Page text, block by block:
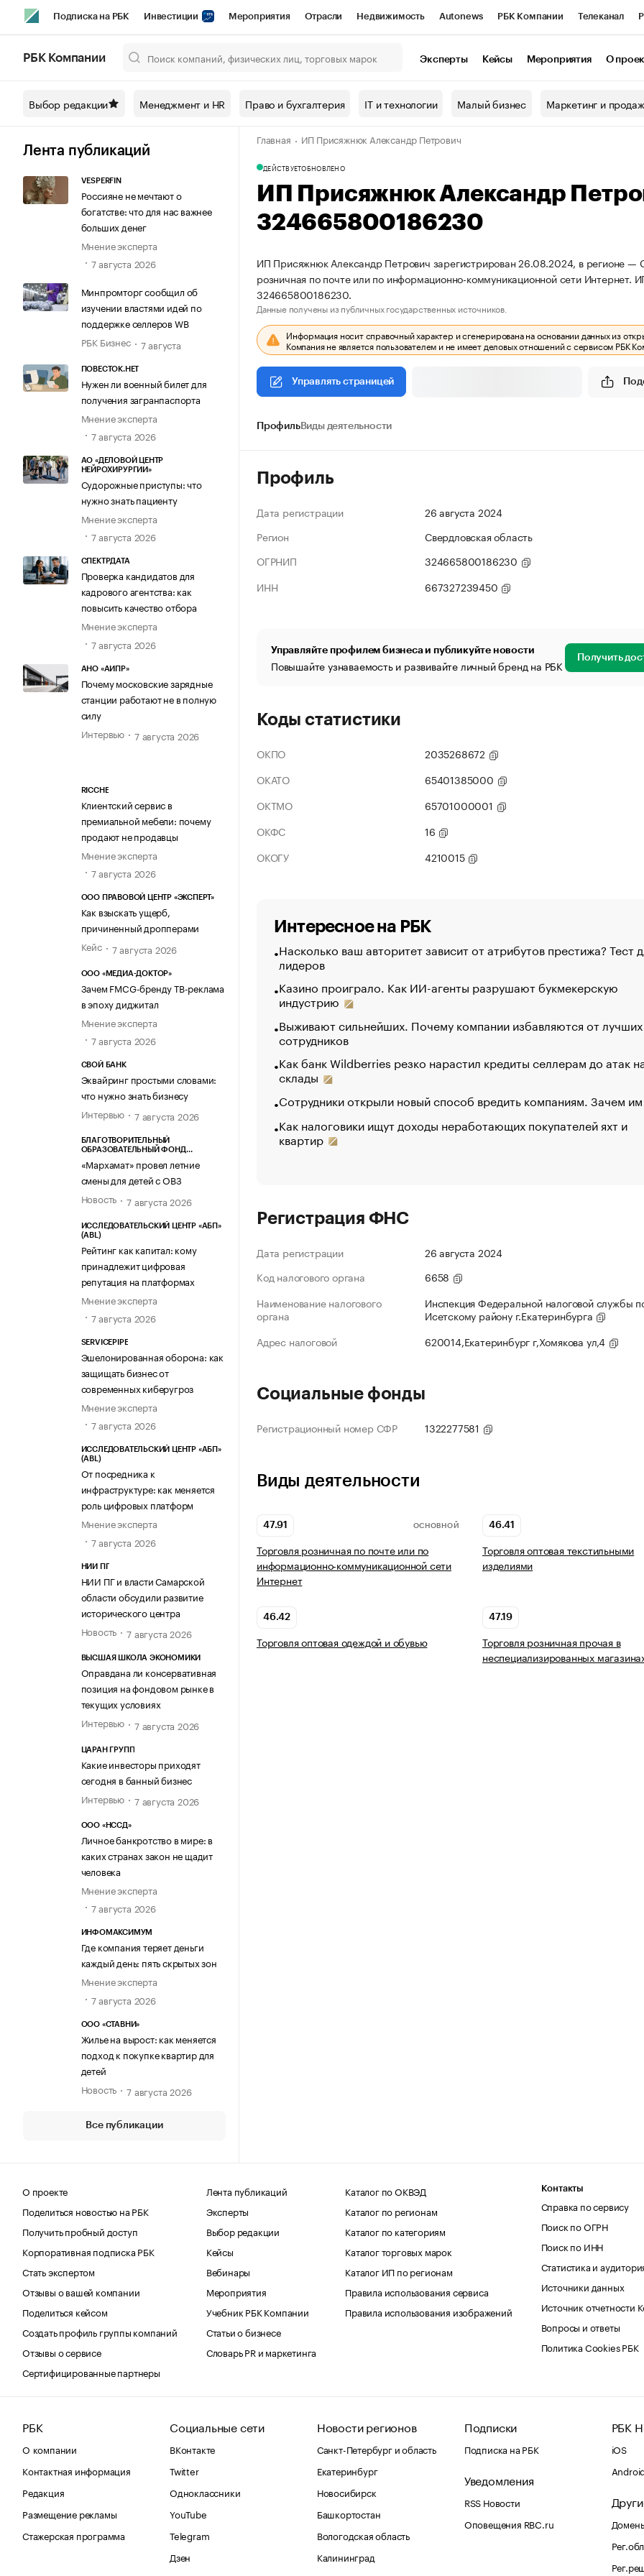
Подписка на РБК Инвестиции Мероприятия Отрасли Недвижимость Autonews РБК Компании Телеканал
Спецпроекты СПб Конференции СПб Спецпроекты Проверка контрагентов
Технологии и медиа Рынок наличной валюты
РБК Компании Эксперты Кейсы Мероприятия О
Выбор редакции Менеджмент и HR Право и бухгалтерия IT и технологии Малый бизнес Маркетинг и
Лента публикаций
VESPERFIN
Россияне не мечтают о
богатстве: что для нас важнее
больших денег
Мнение эксперта
7 августа 2026
Минпромторг сообщил об
изучении властями идей по
поддержке селлеров WB
РБК Бизнес
7 августа
ПОВЕСТОК.НЕТ
Нужен ли военный билет для
получения загранпаспорта
Мнение эксперта
7 августа 2026
АО «ДЕЛОВОЙ ЦЕНТР
НЕЙРОХИРУРГИИ»
Судорожные приступы: что
нужно знать пациенту
Мнение эксперта
7 августа 2026
СПЕКТРДАТА
Проверка кандидатов для
кадрового агентства: как
повысить качество отбора
Мнение эксперта
7 августа 2026
АНО «АИПР»
Почему московские зарядные
станции работают не в полную
силу
Интервью
7 августа 2026
RICCHE
Клиентский сервис в
премиальной мебели: почему
продают не продавцы
Мнение эксперта
7 августа 2026
ООО ПРАВОВОЙ ЦЕНТР «ЭКСПЕРТ»
Как взыскать ущерб,
причиненный дропперами
Кейс
7 августа 2026
ООО «МЕДИА-ДОКТОР»
Зачем FMCG-бренду ТВ-реклама
в эпоху диджитал
Мнение эксперта
7 августа 2026
СВОЙ БАНК
Эквайринг простыми словами:
что нужно знать бизнесу
Интервью
7 августа 2026
БЛАГОТВОРИТЕЛЬНЫЙ
ОБРАЗОВАТЕЛЬНЫЙ ФОНД
«Мархамат» провел летние
смены для детей с ОВЗ
Новость
7 августа 2026
ИССЛЕДОВАТЕЛЬСКИЙ ЦЕНТР «АБП»
(ABL)
Рейтинг как капитал: кому
принадлежит цифровая
репутация на платформах
Мнение эксперта
7 августа 2026
SERVICEPIPE
Эшелонированная оборона: как
защищать бизнес от
современных киберугроз
Мнение эксперта
7 августа 2026
ИССЛЕДОВАТЕЛЬСКИЙ ЦЕНТР «АБП»
(ABL)
От посредника к
инфраструктуре: как меняется
роль цифровых платформ
Мнение эксперта
7 августа 2026
НИИ ПГ
НИИ ПГ и власти Самарской
области обсудили развитие
исторического центра
Новость
7 августа 2026
ВЫСШАЯ ШКОЛА ЭКОНОМИКИ
Оправдана ли консервативная
позиция на фондовом рынке в
текущих условиях
Интервью
7 августа 2026
ЦАРАН ГРУПП
Какие инвесторы приходят
сегодня в банный бизнес
Интервью
7 августа 2026
ООО «НССД»
Личное банкротство в мире: в
каких странах закон не щадит
человека
Мнение эксперта
7 августа 2026
ИНФОМАКСИМУМ
Где компания теряет деньги
каждый день: пять скрытых зон
Мнение эксперта
7 августа 2026
ООО «СТАВНИ»
Жилье на вырост: как меняется
подход к покупке квартир для
детей
Новость
7 августа 2026
Все публикации
Главная ИП Присяжнюк Александр Петрович
ДЕЙСТВУЕТОБНОВЛЕНО
ИП Присяжнюк Александр
324665800186230
ИП Присяжнюк Александр Петрович зарегистрирован 26.08.2024, в регионе —
розничная по почте или по информационно-коммуникационной сети
324665800186230.
Данные получены из публичных государственных источников.
Информация носит справочный характер и сгенерирована на основании данных из
Компания не является пользователем и не имеет деловых отношений с сервисом РБК
Управлять страницей
ПрофильВиды деятельности
Профиль
Дата регистрации
26 августа 2024
Регион
Свердловская область
ОГРНИП
324665800186230
ИНН
667327239450
Управляйте профилем бизнеса и публикуйте новости
Повышайте узнаваемость и развивайте личный бренд на РБК Получить
Коды статистики
ОКПО
2035268672
ОКАТО
65401385000
ОКТМО
65701000001
ОКФС
16
ОКОГУ
4210015
Интересное на РБК
Насколько ваш авторитет зависит от атрибутов престижа? Тест
лидеров
Казино проиграло. Как ИИ-агенты разрушают букмекерскую
индустрию
Выживают сильнейших. Почему компании избавляются от лучших
сотрудников
Как банк Wildberries резко нарастил кредиты селлерам до атак
склады
Сотрудники открыли новый способ вредить компаниям. Зачем
Как налоговики ищут доходы неработающих покупателей яхт и
квартир
Регистрация ФНС
Дата регистрации
26 августа 2024
Код налогового органа
6658
Наименование налогового
органа
Инспекция Федеральной налоговой службы
Исетскому району г.Екатеринбурга
Адрес налоговой
620014,Екатеринбург г,Хомякова ул,4
Социальные фонды
Регистрационный номер СФР 1322277581
Виды деятельности
47.91 ОСНОВНОЙ
Торговля розничная по почте или по
информационно-коммуникационной сети
Интернет
46.41
Торговля оптовая текстильными
изделиями
46.42
Торговля оптовая одеждой и обувью
47.19
Торговля розничная прочая в
неспециализированных
О проекте
Поделиться новостью на РБК
Получить пробный доступ
Корпоративная подписка РБК
Стать экспертом
Отзывы о вашей компании
Поделиться кейсом
Создать профиль группы компаний
Отзывы о сервисе
Сертифицированные партнеры
Лента публикаций
Эксперты
Выбор редакции
Кейсы
Вебинары
Мероприятия
Учебник РБК Компании
Статьи о бизнесе
Словарь PR и маркетинга
Каталог по ОКВЭД
Каталог по регионам
Каталог по категориям
Каталог торговых марок
Каталог ИП по регионам
Правила использования сервиса
Правила использования изображений
Контакты
Справка по сервису
Поиск по ОГРН
Поиск по ИНН
Статистика и
Источники данных
Источник отчетности
Вопросы и ответы
Политика Cookies РБК
РБК
О компании
Контактная информация
Редакция
Размещение рекламы
Стажерская программа
Социальные сети
ВКонтакте
Twitter
Одноклассники
YouTube
Telegram
Дзен
Новости регионов
Санкт-Петербург и область
Екатеринбург
Новосибирск
Башкортостан
Вологодская область
Калининград
Подписки
Подписка на РБК
Уведомления
RSS Новости
Оповещения RBC.ru
РБК
iOS